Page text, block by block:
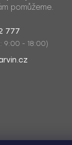
pomůžeme.
777
9:00 - 18:00)